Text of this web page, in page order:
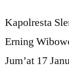
Kapolresta
Erning
Jum’at 17